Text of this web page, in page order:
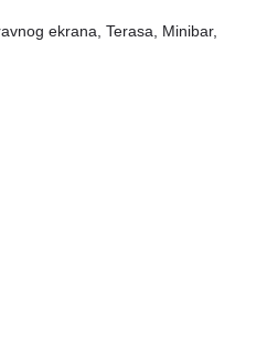
ekrana, Terasa, Minibar,